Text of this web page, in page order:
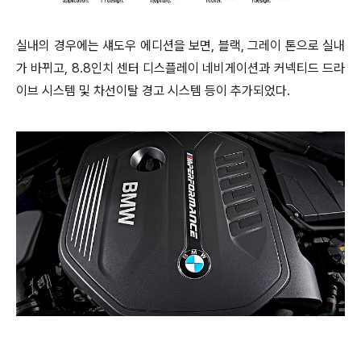
실내의 경우에는 섀도우 에디션을 보면, 블랙, 그레이 톤으로 실내
가 바뀌고, 8.8인치 센터 디스플레이 네비게이션과 커넥티드 드라
이브 시스템 및 차선이탈 경고 시스템 등이 추가되었다.